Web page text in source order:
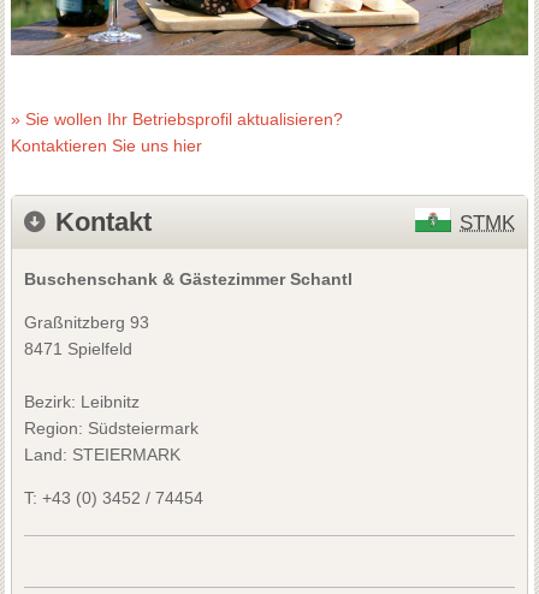
» Sie wollen Ihr Betriebsprofil aktualisieren?
Kontaktieren Sie uns hier
Kontakt STMK
Buschenschank & Gästezimmer Schantl
Graßnitzberg 93
8471 Spielfeld
Bezirk: Leibnitz
Region: Südsteiermark
Land: STEIERMARK
T: +43 (0) 3452 / 74454